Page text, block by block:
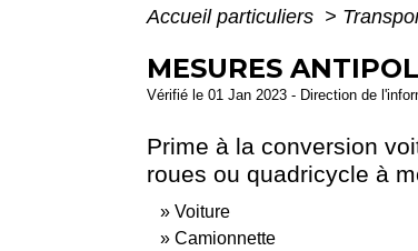
Accueil particuliers >
MESURES
Vérifié le 01 Jan 2023 - Direction de
Prime à la conversion
roues ou quadricycle à
Voiture
Camionnette